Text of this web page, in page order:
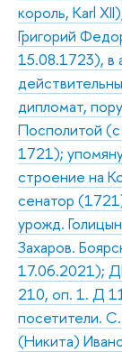
король, Karl
Григорий
15.08.1723), в
дипломат,
Посполитой
1721);
строение на
сенатор
урожд.
Захаров.
17.06.2021);
210, оп. 1. Д
посетители.
(Никита)